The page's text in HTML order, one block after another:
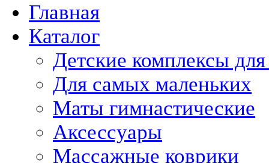
Главная
Каталог
Детские комплексы
Для самых маленьких
Маты гимнастические
Аксессуары
Массажные коврики